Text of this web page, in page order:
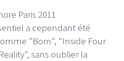
a cependant été
"Born", "Inside Four
sans oublier la